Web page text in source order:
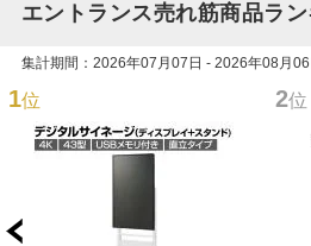
エントランス売れ筋商品ラ
集計期間：2026年07月07日 - 2026年08月06
1位 2位